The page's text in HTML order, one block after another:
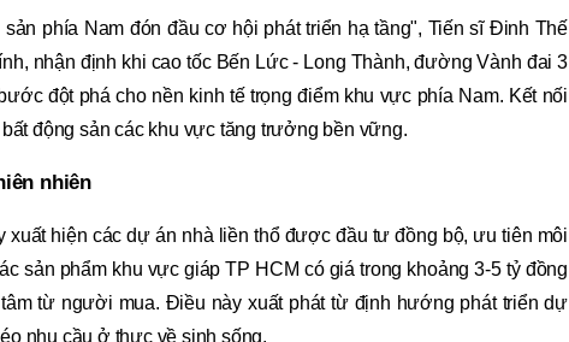
phía Nam đón đầu cơ hội phát triển hạ tầng", Tiến sĩ Đinh Thế
nhận định khi cao tốc Bến Lức - Long Thành, đường Vành đai 3
đột phá cho nền kinh tế trọng điểm khu vực phía Nam. Kết nối
động sản các khu vực tăng trưởng bền vững.
nhiên
xuất hiện các dự án nhà liền thổ được đầu tư đồng bộ, ưu tiên môi
sản phẩm khu vực giáp TP HCM có giá trong khoảng 3-5 tỷ đồng
từ người mua. Điều này xuất phát từ định hướng phát triển dự
nhu cầu ở thực về sinh sống.